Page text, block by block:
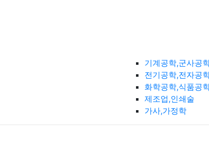
기계공학,군사공
전기공학,전자공
화학공학,식품공
제조업,인쇄술
가사,가정학